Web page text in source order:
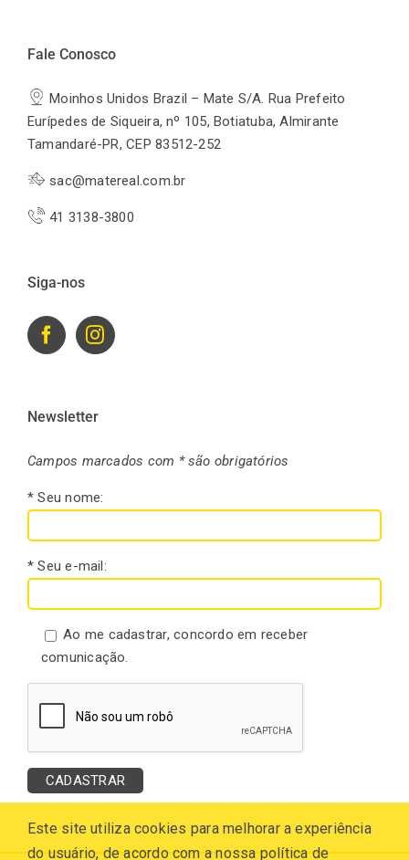
Fale Conosco
Moinhos Unidos Brazil – Mate S/A. Rua Prefeito
Eurípedes de Siqueira, nº 105, Botiatuba, Almirante
Tamandaré-PR, CEP 83512-252
sac@matereal.com.br
41 3138-3800
Siga-nos
Newsletter
Campos marcados com * são obrigatórios
* Seu nome:
* Seu e-mail:
Ao me cadastrar, concordo em receber
comunicação.
Este site utiliza cookies para melhorar a experiência
do usuário, de acordo com a nossa política de